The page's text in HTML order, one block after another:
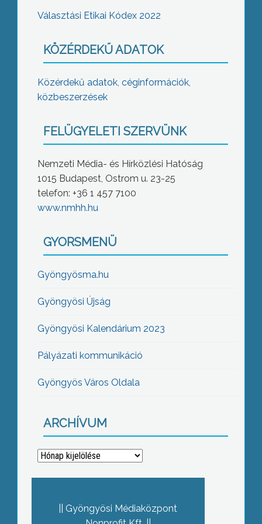
Választási Etikai Kódex 2022
KÖZÉRDEKŰ ADATOK
Közérdekű adatok, céginformációk,
közbeszerzések
FELÜGYELETI SZERVÜNK
Nemzeti Média- és Hírközlési Hatóság
1015 Budapest, Ostrom u. 23-25
telefon: +36 1 457 7100
www.nmhh.hu
GYORSMENÜ
Gyöngyösma.hu
Gyöngyösi Újság
Gyöngyösi Kalendárium 2023
Pályázati kommunikáció
Gyöngyös Város Oldala
ARCHÍVUM
Archívum
Gyöngyösi Médiaközpont